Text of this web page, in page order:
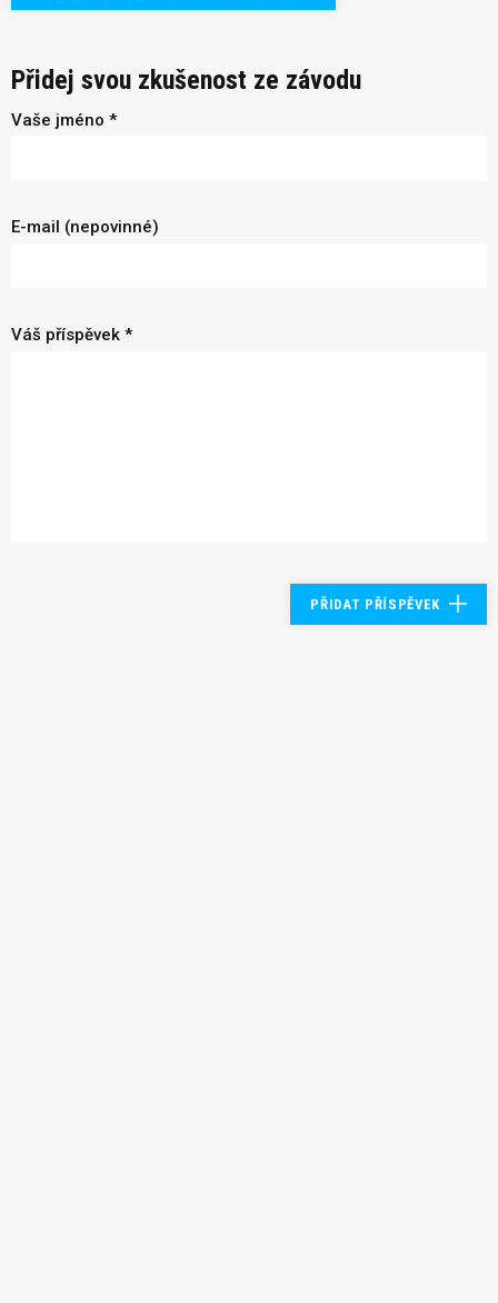
Přidej svou zkušenost ze závodu
Vaše jméno *
E-mail (nepovinné)
Váš příspěvek *
PŘIDAT PŘÍSPĚVEK